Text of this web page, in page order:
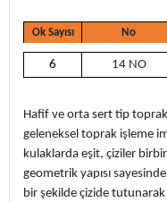
Ok Sayısı No
6 14 NO
Hafif ve orta sert tip
geleneksel toprak işleme
kulaklarda eşit, çiziler
geometrik yapısı
bir şekilde çizide tutunarak